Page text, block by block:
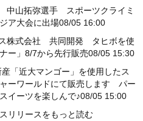
中山拓弥選手 スポーツクライミ
ア大会に出場08/05 16:00
株式会社 共同開発 タヒボを使
ー」8/7から先行販売08/05 15:30
「近大マンゴー」を使用したス
ーワールドにて販売します パー
イーツを楽しんで♪08/05 15:00
リリースをもっと読む